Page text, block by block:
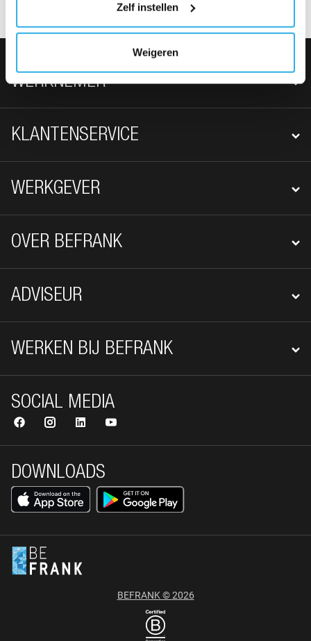
Zelf instellen
Weigeren
FOOTER NAVIGATIE
WERKNEMER
KLANTENSERVICE
WERKGEVER
OVER BEFRANK
ADVISEUR
WERKEN BIJ BEFRANK
DOWNLOADS
SOCIAL MEDIA
BEFRANK © 2026